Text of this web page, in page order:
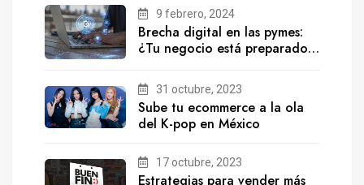
9 febrero, 2024
Brecha digital en las pymes:
¿Tu negocio está preparado
31 octubre, 2023
Sube tu ecommerce a la ola
del K-pop en México
17 octubre, 2023
Estrategias para vender más